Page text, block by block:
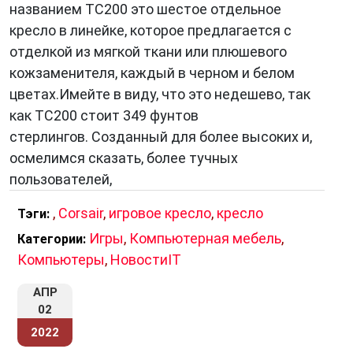
названием TC200 это шестое отдельное
кресло в линейке, которое предлагается с
отделкой из мягкой ткани или плюшевого
кожзаменителя, каждый в черном и белом
цветах.Имейте в виду, что это недешево, так
как TC200 стоит 349 фунтов
стерлингов. Созданный для более высоких и,
осмелимся сказать, более тучных
пользователей,
Тэги: , Corsair, игровое кресло, кресло
Категории: Игры, Компьютерная мебель,
Компьютеры, НовостиIT
АПР
02
2022